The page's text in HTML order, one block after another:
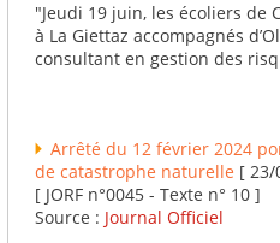
"Jeudi 19 juin, les écoliers de
à La Giettaz accompagnés
consultant en gestion des
Arrêté du 12 février 2024
de catastrophe naturelle [ 23/
[ JORF n°0045 - Texte n° 10 ]
Source : Journal Officiel